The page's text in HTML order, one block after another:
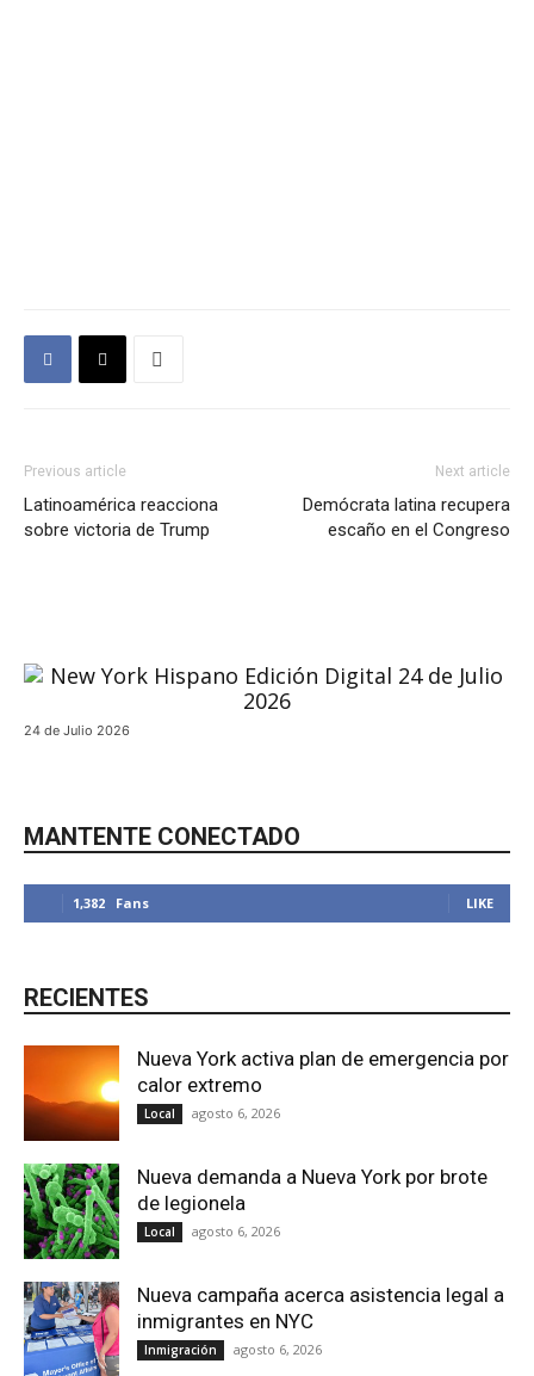
Previous article
Latinoamérica reacciona
sobre victoria de Trump
Next article
Demócrata latina recupera
escaño en el Congreso
24 de Julio 2026
MANTENTE CONECTADO
1,382 Fans LIKE
RECIENTES
Nueva York activa plan de emergencia por
calor extremo
Local agosto 6, 2026
Nueva demanda a Nueva York por brote
de legionela
Local agosto 6, 2026
Nueva campaña acerca asistencia legal a
inmigrantes en NYC
Inmigración agosto 6, 2026